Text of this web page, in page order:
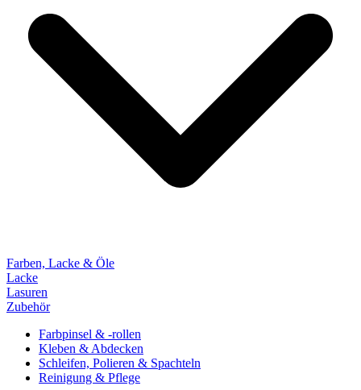
Farben, Lacke & Öle
Lacke
Lasuren
Zubehör
Farbpinsel & -rollen
Kleben & Abdecken
Schleifen, Polieren & Spachteln
Reinigung & Pflege